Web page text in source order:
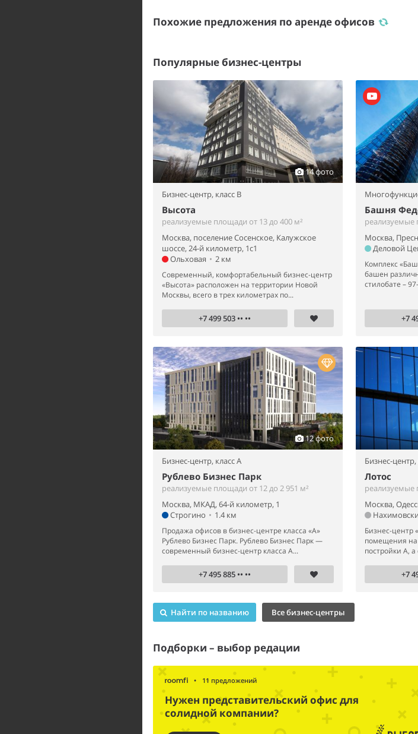
Похожие предложения по аренде офисов
Популярные бизнес-центры
14 фото
Бизнес-центр, класс B
Высота
реализуемые площади от 13 до 400 м²
Москва, поселение Сосенское, Калужское
шоссе, 24-й километр, 1с1
Ольховая • 2 км
Современный, комфортабельный бизнес-центр
«Высота» расположен на территории Новой
Москвы, всего в трех километрах по...
+7 499 503 •• ••
Башня
реализуемые
Москва,
Деловой
Комплекс
башен
стилобате –
+7
12 фото
Бизнес-центр, класс A
Рублево Бизнес Парк
реализуемые площади от 12 до 2 951 м²
Москва, МКАД, 64-й километр, 1
Строгино • 1.4 км
Продажа офисов в бизнес-центре класса «А»
Рублево Бизнес Парк. Рублево Бизнес Парк —
современный бизнес-центр класса А...
+7 495 885 •• ••
Бизнес-центр,
Лотос
реализуемые
Москва,
Бизнес-центр
помещения на
постройки А,
+7
Найти по названию Все бизнес-центры
Подборки – выбор редации
• 11 предложений
Нужен представительский офис для
солидной компании?